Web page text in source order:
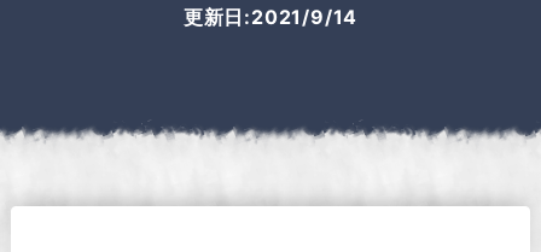
更新日:2021/9/14